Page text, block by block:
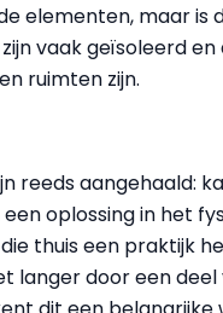
elementen, maar is
vaak geïsoleerd
ruimten zijn.
reeds aangehaald:
oplossing in het
thuis een praktijk
langer door een